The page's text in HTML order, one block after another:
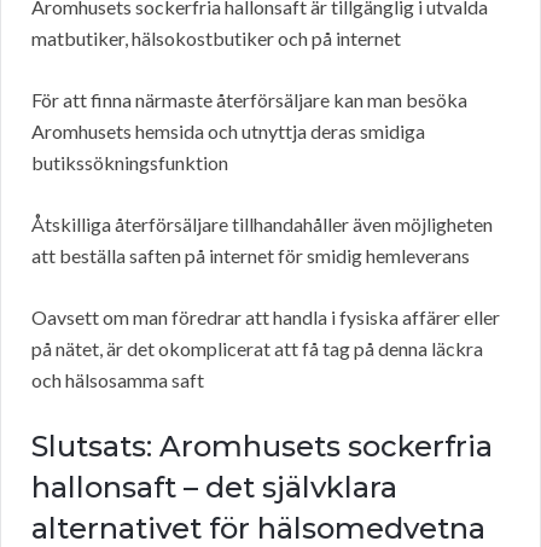
Aromhusets sockerfria hallonsaft är tillgänglig i utvalda
matbutiker, hälsokostbutiker och på internet
För att finna närmaste återförsäljare kan man besöka
Aromhusets hemsida och utnyttja deras smidiga
butikssökningsfunktion
Åtskilliga återförsäljare tillhandahåller även möjligheten
att beställa saften på internet för smidig hemleverans
Oavsett om man föredrar att handla i fysiska affärer eller
på nätet, är det okomplicerat att få tag på denna läckra
och hälsosamma saft
Slutsats: Aromhusets sockerfria
hallonsaft – det självklara
alternativet för hälsomedvetna